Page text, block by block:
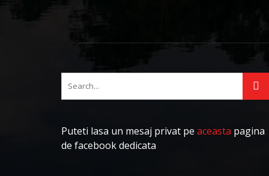
Puteti lasa un mesaj privat pe aceasta pagina
de facebook dedicata